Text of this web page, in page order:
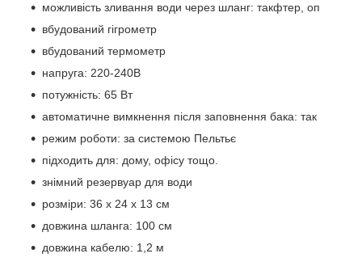
можливість зливання води через шланг: такфтер, оп
вбудований гігрометр
вбудований термометр
напруга: 220-240В
потужність: 65 Вт
автоматичне вимкнення після заповнення бака: так
режим роботи: за системою Пельтьє
підходить для: дому, офісу тощо.
знімний резервуар для води
розміри: 36 х 24 х 13 см
довжина шланга: 100 см
довжина кабелю: 1,2 м